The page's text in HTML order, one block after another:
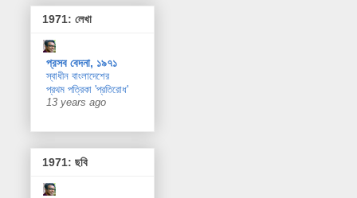
1971: লেখা
প্রসব বেদনা, ১৯৭১
স্বাধীন বাংলাদেশের
প্রথম পত্রিকা 'প্রতিরোধ'
13 years ago
1971: ছবি